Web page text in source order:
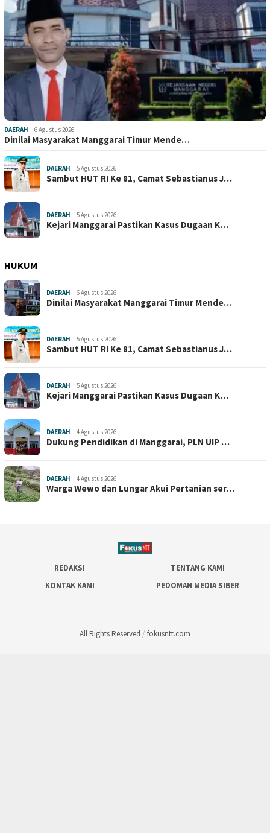
DAERAH 6 Agustus 2026
Dinilai Masyarakat Manggarai Timur Mende…
DAERAH 5 Agustus 2026
Sambut HUT RI Ke 81, Camat Sebastianus J…
DAERAH 5 Agustus 2026
Kejari Manggarai Pastikan Kasus Dugaan K…
HUKUM
DAERAH 6 Agustus 2026
Dinilai Masyarakat Manggarai Timur Mende…
DAERAH 5 Agustus 2026
Sambut HUT RI Ke 81, Camat Sebastianus J…
DAERAH 5 Agustus 2026
Kejari Manggarai Pastikan Kasus Dugaan K…
DAERAH 4 Agustus 2026
Dukung Pendidikan di Manggarai, PLN UIP …
DAERAH 4 Agustus 2026
Warga Wewo dan Lungar Akui Pertanian ser…
REDAKSI
TENTANG KAMI
KONTAK KAMI
PEDOMAN MEDIA SIBER
All Rights Reserved / fokusntt.com